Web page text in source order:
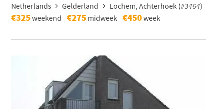
Netherlands
Gelderland Lochem, Achterhoek (#3464)
€325weekend €275 midweek €450week